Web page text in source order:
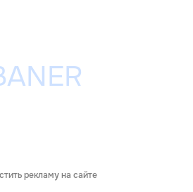
рекламу на сайте